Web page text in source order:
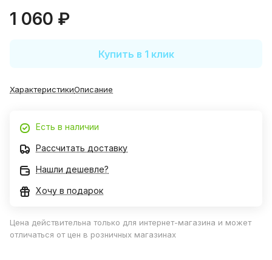
1 060 ₽
Купить в 1 клик
ХарактеристикиОписание
Есть в наличии
Рассчитать доставку
Нашли дешевле?
Хочу в подарок
Цена действительна только для интернет-магазина и может
отличаться от цен в розничных магазинах